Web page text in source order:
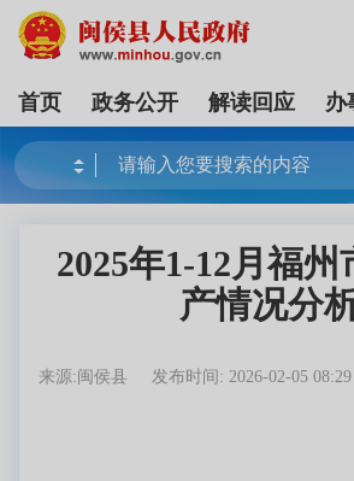
首页 政务公开 解读回应 办
2025年1-12月福
产情况分
来源:闽侯县 发布时间: 2026-02-05 08:29